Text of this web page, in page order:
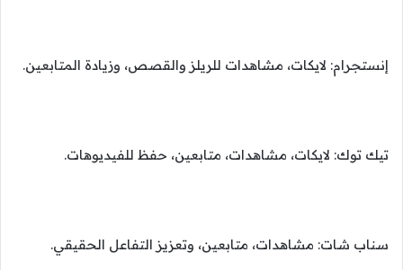
إنستجرام: لايكات، مشاهدات للريلز والقصص، وزيادة المتابعين.
تيك توك: لايكات، مشاهدات، متابعين، حفظ للفيديوهات.
سناب شات: مشاهدات، متابعين، وتعزيز التفاعل الحقيقي.